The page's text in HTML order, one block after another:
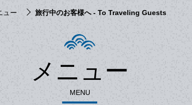
ュー 旅行中のお客様へ - To Traveling Guests
メニュー
MENU